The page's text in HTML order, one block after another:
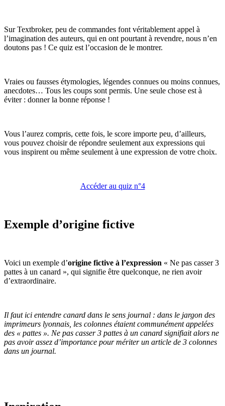
Sur Textbroker, peu de commandes font véritablement appel à
l’imagination des auteurs, qui en ont pourtant à revendre, nous n’en
doutons pas ! Ce quiz est l’occasion de le montrer.
Vraies ou fausses étymologies, légendes connues ou moins connues,
anecdotes… Tous les coups sont permis. Une seule chose est à
éviter : donner la bonne réponse !
Vous l’aurez compris, cette fois, le score importe peu, d’ailleurs,
vous pouvez choisir de répondre seulement aux expressions qui
vous inspirent ou même seulement à une expression de votre choix.
Accéder au quiz n°4
Exemple d’origine fictive
Voici un exemple d’origine fictive à l’expression « Ne pas casser 3
pattes à un canard », qui signifie être quelconque, ne rien avoir
d’extraordinaire.
Il faut ici entendre canard dans le sens journal : dans le jargon des
imprimeurs lyonnais, les colonnes étaient communément appelées
des « pattes ». Ne pas casser 3 pattes à un canard signifiait alors ne
pas avoir assez d’importance pour mériter un article de 3 colonnes
dans un journal.